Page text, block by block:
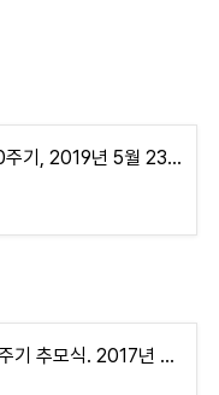
노무현 대통령 서거 10주기, 2019년 5월 23일
노무현 대통령 서거 8주기 추모식. 2017년 5월 23일. 김민기의 "친구" : 전 대통령과 현재 대통령 두